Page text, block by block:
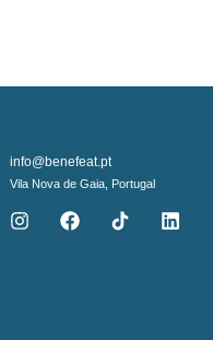
info@benefeat.pt
Vila Nova de Gaia, Portugal